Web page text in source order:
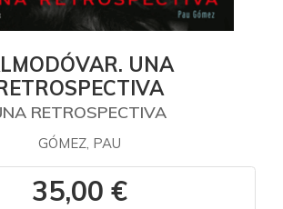
UNA
RETROSPECTIVA
GÓMEZ, PAU
35,00 €